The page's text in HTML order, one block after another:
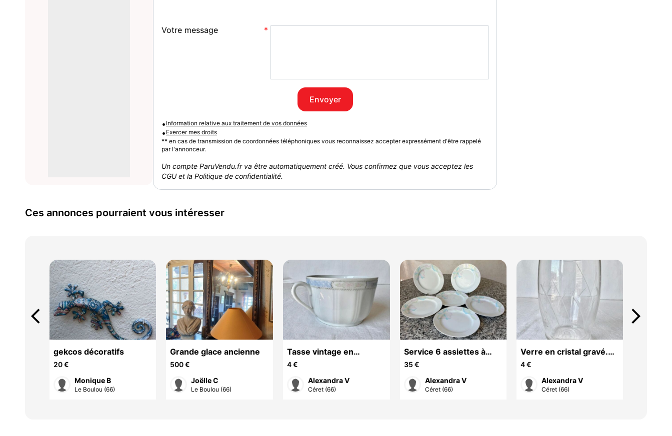
Votre message
Envoyer
• Information relative aux traitement de vos données
• Exercer mes droits
** en cas de transmission de coordonnées téléphoniques vous reconnaissez accepter expressément d'être rappelé
par l'annonceur.
Un compte ParuVendu.fr va être automatiquement créé. Vous confirmez que vous acceptez les
CGU et la Politique de confidentialité.
Ces annonces pourraient vous intéresser
gekcos décoratifs
20 €
Monique B
Le Boulou (66)
Grande glace ancienne
500 €
Joëlle C
Le Boulou (66)
Tasse vintage en
porcelaine blanche.
Haute qualité
4 €
Alexandra V
Céret (66)
Service 6 assiettes à
dessert Bareuther
Bavaria. Porcelaine
35 €
Alexandra V
Céret (66)
Verre en cristal gravé.
Haute qualité. Neuf.
Résistant
4 €
Alexandra V
Céret (66)
arrow_back_ios arrow_forward_ios